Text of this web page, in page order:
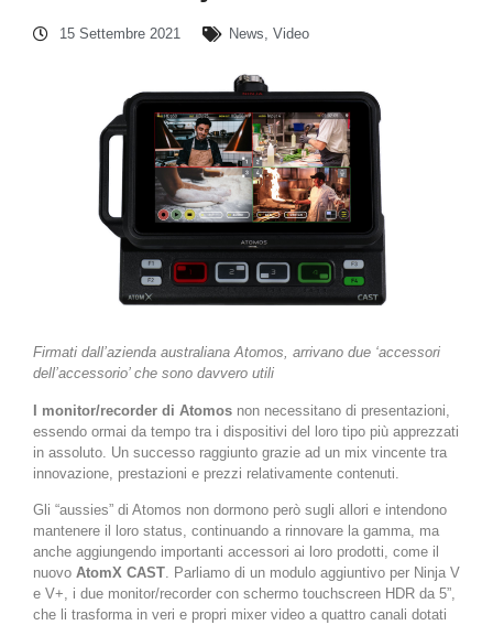
15 Settembre 2021 News, Video
Firmati dall’azienda australiana Atomos, arrivano due ‘accessori
dell’accessorio’ che sono davvero utili
I monitor/recorder di Atomos non necessitano di presentazioni,
essendo ormai da tempo tra i dispositivi del loro tipo più apprezzati
in assoluto. Un successo raggiunto grazie ad un mix vincente tra
innovazione, prestazioni e prezzi relativamente contenuti.
Gli “aussies” di Atomos non dormono però sugli allori e intendono
mantenere il loro status, continuando a rinnovare la gamma, ma
anche aggiungendo importanti accessori ai loro prodotti, come il
nuovo AtomX CAST. Parliamo di un modulo aggiuntivo per Ninja V
e V+, i due monitor/recorder con schermo touchscreen HDR da 5”,
che li trasforma in veri e propri mixer video a quattro canali dotati